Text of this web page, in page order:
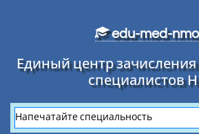
edu-med-
Единый центр
специалистов